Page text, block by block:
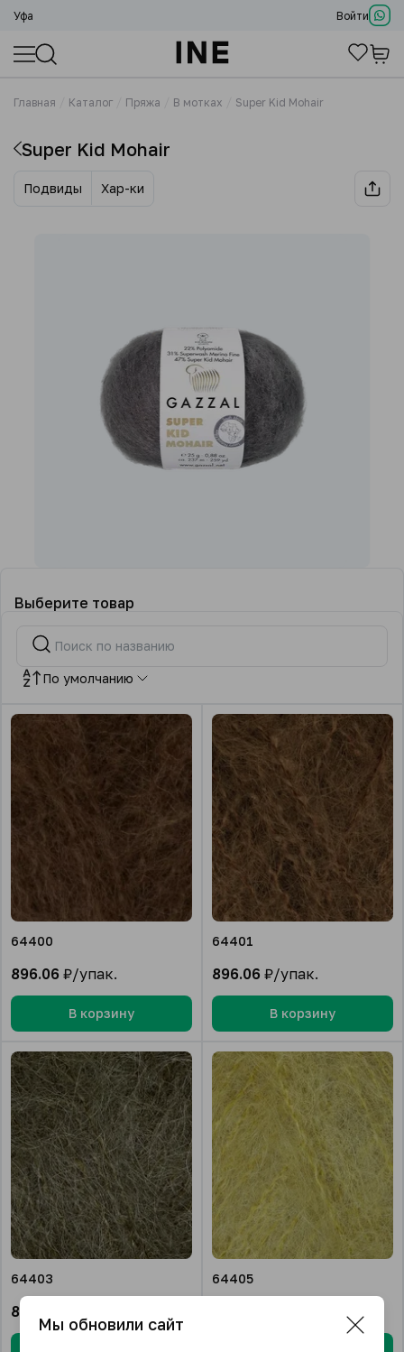
Уфа Войти
Главная Каталог Пряжа В мотках Super Kid Mohair
Super Kid Mohair
Подвиды Хар-ки
Выберите товар
По умолчанию
64400
896.06 ₽/упак.
В корзину
64401
896.06 ₽/упак.
В корзину
64403
896.06
64405
Мы обновили сайт